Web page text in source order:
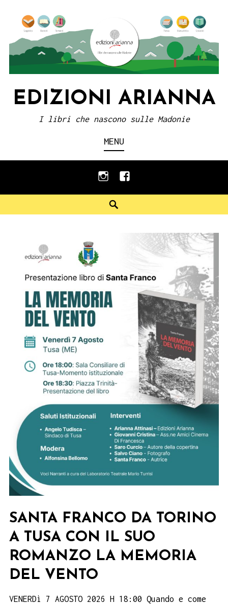
content
EDIZIONI ARIANNA
I libri che nascono sulle Madonie
MENU
instagramfacebook
SANTA FRANCO DA TORINO
A TUSA CON IL SUO
ROMANZO LA MEMORIA
DEL VENTO
VENERDì 7 AGOSTO 2026 H 18:00 Quando e come